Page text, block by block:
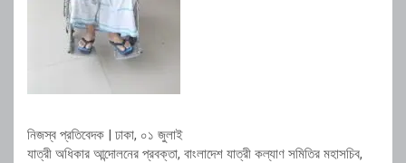
নিজস্ব প্রতিবেদক | ঢাকা, ০১ জুলাই
যাত্রী অধিকার আন্দোলনের প্রবক্তা, বাংলাদেশ যাত্রী কল্যাণ সমিতির মহাসচিব,